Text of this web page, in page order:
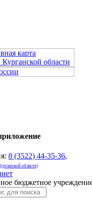
8 (3522) 44-35-36,
области)
бюджетное